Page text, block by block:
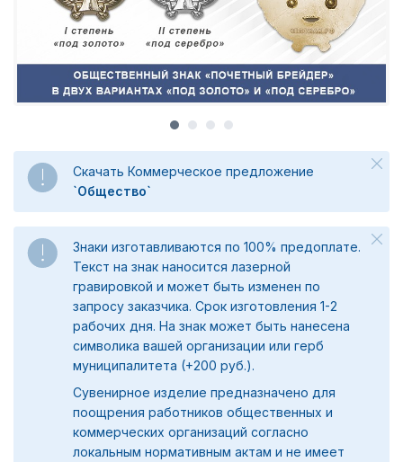
Скачать Коммерческое предложение
`Общество`
Знаки изготавливаются по 100% предоплате.
Текст на знак наносится лазерной
гравировкой и может быть изменен по
запросу заказчика. Срок изготовления 1-2
рабочих дня. На знак может быть нанесена
символика вашей организации или герб
муниципалитета (+200 руб.).
Сувенирное изделие предназначено для
поощрения работников общественных и
коммерческих организаций согласно
локальным нормативным актам и не имеет